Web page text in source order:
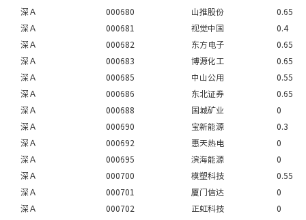
深Ａ
000680 山推股份
0.65
深Ａ
000681 视觉中国
0.4
深Ａ
000682 东方电子
0.65
深Ａ
000683 博源化工
0.65
深Ａ
000685 中山公用
0.55
深Ａ
000686 东北证券
0.65
深Ａ
000688 国城矿业
0
深Ａ
000690 宝新能源
0.3
深Ａ
000692 惠天热电
0
深Ａ
000695 滨海能源
0
深Ａ
000700 模塑科技
0.55
深Ａ
000701 厦门信达
0
深Ａ
000702 正虹科技
0